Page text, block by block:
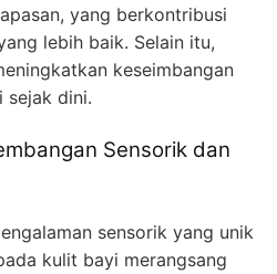
yang berkontribusi
lebih baik. Selain itu,
keseimbangan
sejak dini.
Sensorik dan
sensorik yang unik
kulit bayi merangsang